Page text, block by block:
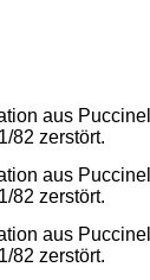
aus
82 zerstört.
aus
82 zerstört.
aus
82 zerstört.